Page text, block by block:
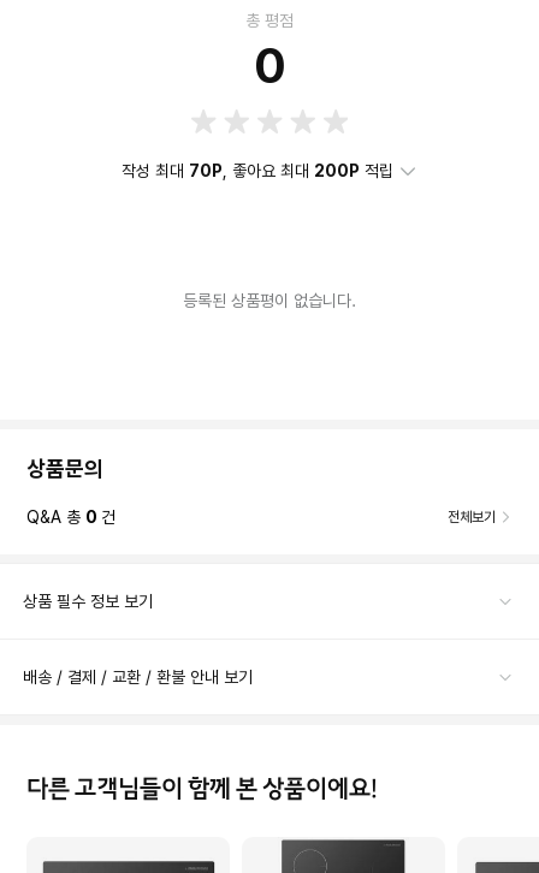
총 평점
0
작성 최대 70P , 좋아요 최대 200P 적립
등록된 상품평이 없습니다.
상품문의
Q&A 총 0 건 전체보기
상품 필수 정보 보기
배송 / 결제 / 교환 / 환불 안내 보기
다른 고객님들이 함께 본 상품이에요!